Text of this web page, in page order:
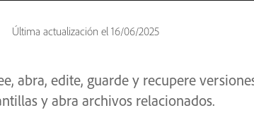
Última actualización el 16/06/2025
abra, edite, guarde y recupere
y abra archivos relacionados.